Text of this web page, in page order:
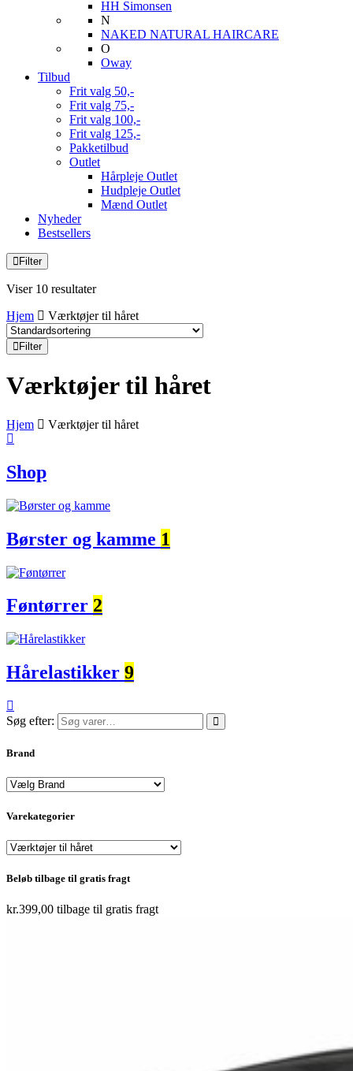
HH Simonsen
N
NAKED NATURAL HAIRCARE
O
Oway
Tilbud
Frit valg 50,-
Frit valg 75,-
Frit valg 100,-
Frit valg 125,-
Pakketilbud
Outlet
Hårpleje Outlet
Hudpleje Outlet
Mænd Outlet
Nyheder
Bestsellers
Filter
Viser 10 resultater
Hjem
Værktøjer til håret
Filter
Værktøjer til håret
Hjem Værktøjer til håret
Shop
Børster og kamme 1
Føntørrer 2
Hårelastikker 9
Søg efter:
Brand
Varekategorier
Beløb tilbage til gratis fragt
kr.399,00 tilbage til gratis fragt